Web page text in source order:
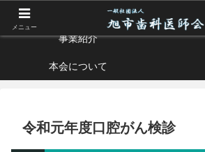
お口の健康はすべての健康の入り
事業紹介
本会について
令和元年度口腔がん検診
メニュー